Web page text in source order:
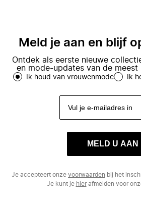
Meld je aan en blijf
Ontdek als eerste nieuwe
en mode-updates van de meest
Ik houd van vrouwenmode Ik
MELD U AAN
Je accepteert onze voorwaarden bij het
Je kunt je hierafmelden voor